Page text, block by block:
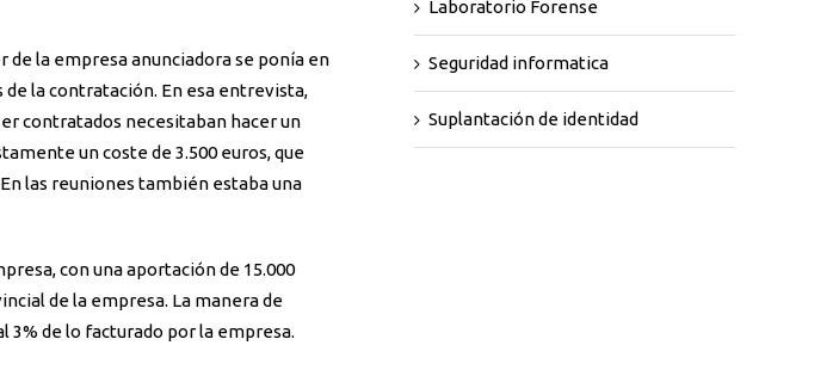
de la empresa anunciadora se ponía en
la contratación. En esa entrevista,
contratados necesitaban hacer un
un coste de 3.500 euros, que
las reuniones también estaba una
con una aportación de 15.000
de la empresa. La manera de
3% de lo facturado por la empresa.
Laboratorio Forense
Seguridad informatica
Suplantación de identidad